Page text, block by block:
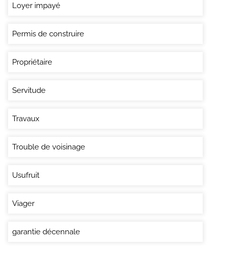
Loyer impayé
Permis de construire
Propriétaire
Servitude
Travaux
Trouble de voisinage
Usufruit
Viager
garantie décennale